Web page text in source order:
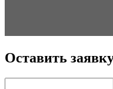
Оставить